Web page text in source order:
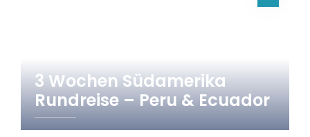
3 Wochen Südamerika
Rundreise – Peru & Ecuador